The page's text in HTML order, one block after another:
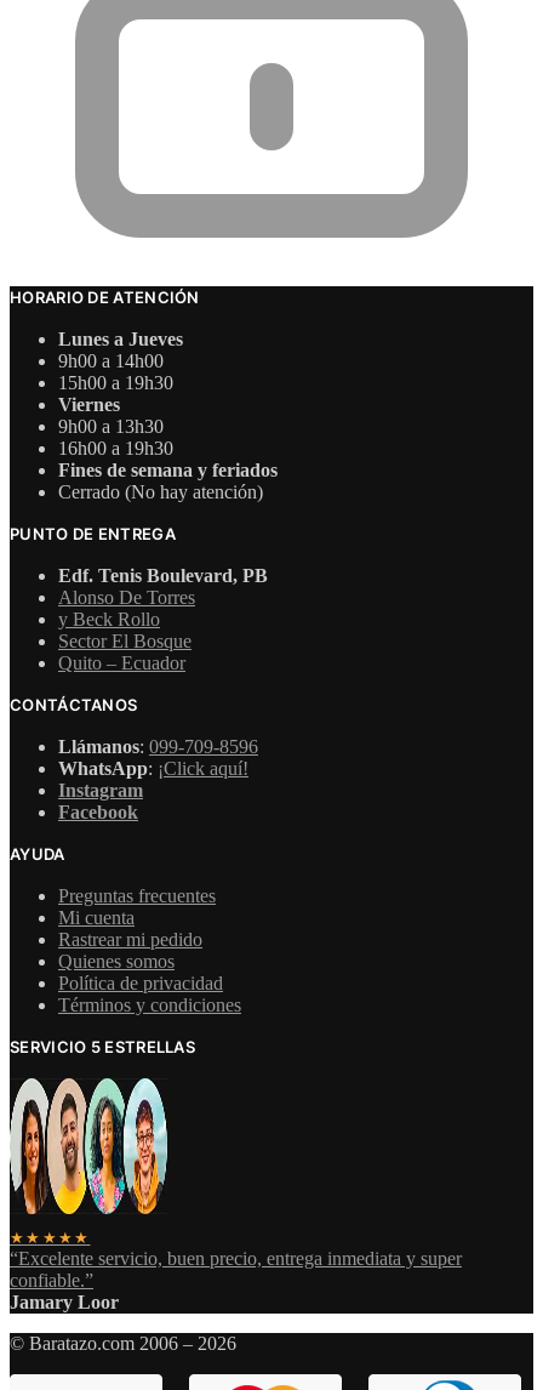
HORARIO DE ATENCIÓN
Lunes a Jueves
9h00 a 14h00
15h00 a 19h30
Viernes
9h00 a 13h30
16h00 a 19h30
Fines de semana y feriados
Cerrado (No hay atención)
PUNTO DE ENTREGA
Edf. Tenis Boulevard, PB
Alonso De Torres
y Beck Rollo
Sector El Bosque
Quito – Ecuador
CONTÁCTANOS
Llámanos: 099-709-8596
WhatsApp: ¡Click aquí!
Instagram
Facebook
AYUDA
Preguntas frecuentes
Mi cuenta
Rastrear mi pedido
Quienes somos
Política de privacidad
Términos y condiciones
SERVICIO 5 ESTRELLAS
★★★★★
“Excelente servicio, buen precio, entrega inmediata y super
confiable.”
Jamary Loor
© Baratazo.com 2006 – 2026